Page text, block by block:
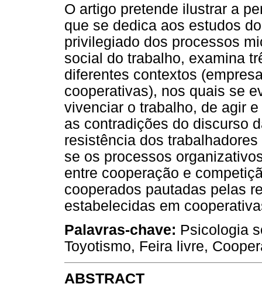
O artigo pretende ilustrar a
que se dedica aos estudos
privilegiado dos processos
social do trabalho, examina
diferentes contextos
cooperativas), nos quais se
vivenciar o trabalho, de agir
as contradições do discurso
resistência dos
se os processos
entre cooperação e
cooperados pautadas pelas
estabelecidas em
Palavras-chave: Psicologia
Toyotismo, Feira livre,
ABSTRACT